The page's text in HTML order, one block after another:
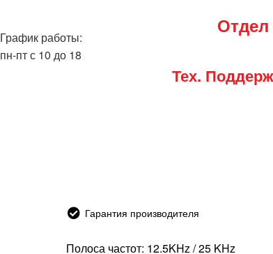
График работы:
пн-пт с 10 до 18
Тех.
Гарантия производителя
Полоса частот: 12.5KHz / 25 KHz